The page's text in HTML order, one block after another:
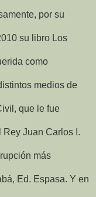
por su
su libro Los
como
medios de
que le fue
Juan Carlos I.
más
Ed. Espasa. Y en